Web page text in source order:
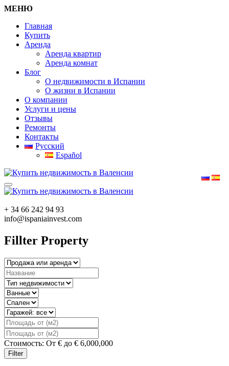
МЕНЮ
Главная
Купить
Аренда
Аренда квартир
Аренда комнат
Блог
О недвижимости в Испании
О жизни в Испании
О компании
Услуги и цены
Отзывы
Ремонты
Контакты
Русский
Español
+ 34 66 242 94 93
info@ispaniainvest.com
Fillter Property
Стоимость: От € до € 6,000,000
Filter